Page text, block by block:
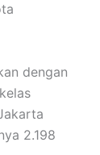
dengan
2.198